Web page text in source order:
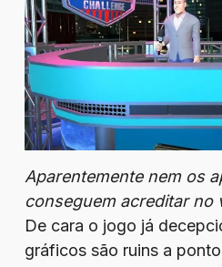
Aparentemente nem os
conseguem acreditar no
De cara o jogo já
gráficos são ruins a